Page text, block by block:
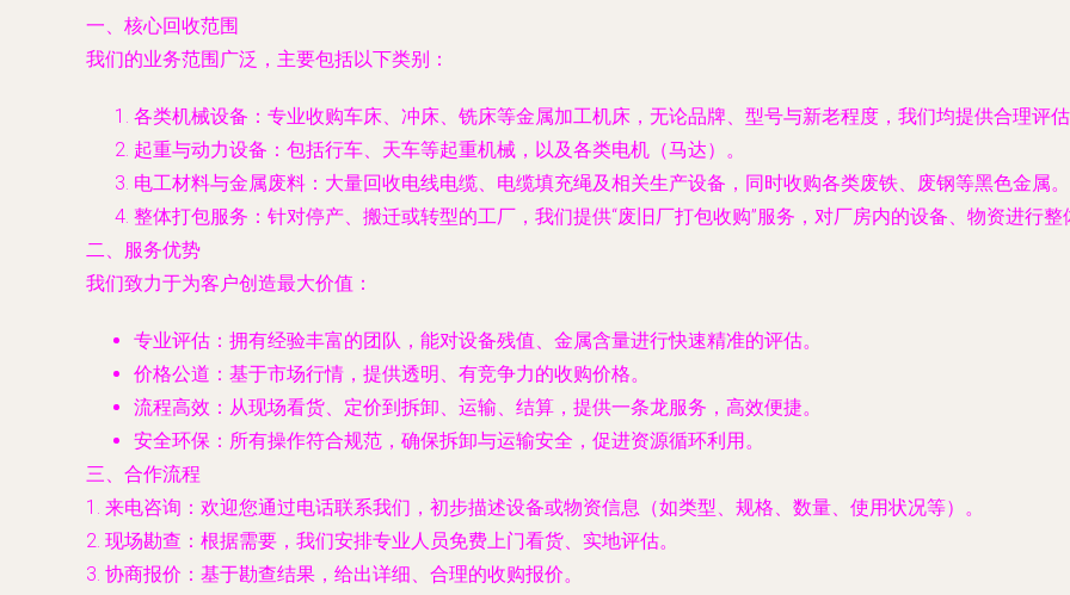
一、核心回收范围
我们的业务范围广泛，主要包括以下类别：
各类机械设备 ：专业收购车床、冲床、铣床等金属加工机床，无论品牌、型号与新老程度，我们均提供合理评估
起重与动力设备 ：包括行车、天车等起重机械，以及各类电机（马达）。
电工材料与金属废料 ：大量回收电线电缆、电缆填充绳及相关生产设备，同时收购各类废铁、废钢等黑色金属。
整体打包服务 ：针对停产、搬迁或转型的工厂，我们提供“废旧厂打包收购”服务，对厂房内的设备、物资进行
二、服务优势
我们致力于为客户创造最大价值：
专业评估 ：拥有经验丰富的团队，能对设备残值、金属含量进行快速精准的评估。
价格公道 ：基于市场行情，提供透明、有竞争力的收购价格。
流程高效 ：从现场看货、定价到拆卸、运输、结算，提供一条龙服务，高效便捷。
安全环保 ：所有操作符合规范，确保拆卸与运输安全，促进资源循环利用。
三、合作流程
1. 来电咨询 ：欢迎您通过电话联系我们，初步描述设备或物资信息（如类型、规格、数量、使用状况等）。
2. 现场勘查 ：根据需要，我们安排专业人员免费上门看货、实地评估。
3. 协商报价 ：基于勘查结果，给出详细、合理的收购报价。